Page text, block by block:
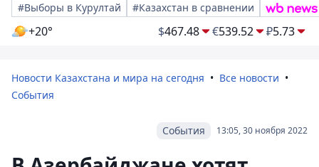
#Выборы в Курултай
#Казахстан в сравнении
+20° $467.48 €539.52 ₽5.73
Новости Казахстана и мира на сегодня
Все новости
События
13:05, 30 ноября 2022
События